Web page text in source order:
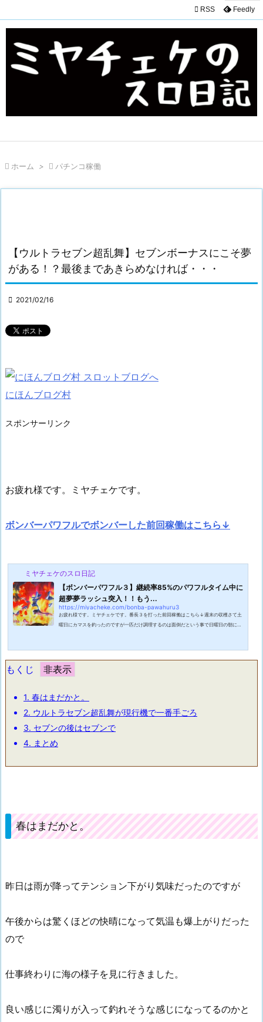
 RSS Feedly
 ホーム >  パチンコ稼働
【ウルトラセブン超乱舞】セブンボーナスにこそ夢
がある！？最後まであきらめなければ・・・
 2021/02/16
にほんブログ村
スポンサーリンク
お疲れ様です。ミヤチェケです。
ボンバーパワフルでボンバーした前回稼働はこちら↓
ミヤチェケのスロ日記
【ボンバーパワフル３】継続率85%のパワフルタイム中に
超夢夢ラッシュ突入！！もう...
https://miyacheke.com/bonba-pawahuru3
お疲れ様です。ミヤチェケです。番長３を打った前回稼働はこちら↓週末の収穫さて土
曜日にカマスを釣ったのですが一匹だけ調理するのは面倒だという事で日曜日の朝にま
まっていたので針を外す際にちょっと無理してしまい弱ってしまったのでこのまま逃が
しても死んでしまうだけだと思いせ...
もくじ
1. 春はまだかと。
2. ウルトラセブン超乱舞が現行機で一番手ごろ
3. セブンの後はセブンで
4. まとめ
春はまだかと。
昨日は雨が降ってテンション下がり気味だったのですが
午後からは驚くほどの快晴になって気温も爆上がりだった
ので
仕事終わりに海の様子を見に行きました。
良い感じに濁りが入って釣れそうな感じになってるのかと